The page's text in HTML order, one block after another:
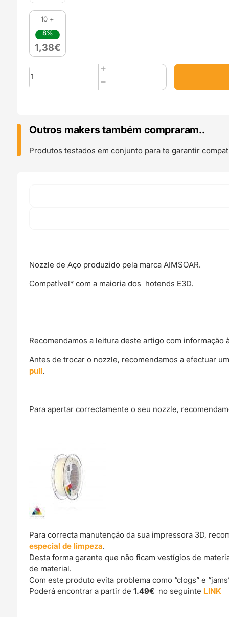
10 +
8%
1,38€
Quantidade
de
1mm
Steel
Nozzle
Volcano
Outros makers também compraram..
Produtos testados em conjunto para te garantir
Nozzle de Aço produzido pela marca AIMSOAR.
Compatível* com a maioria dos hotends E3D.
Recomendamos a leitura deste artigo com
Antes de trocar o nozzle, recomendamos a efectuar
pull.
Para apertar correctamente o seu nozzle,
Para correcta manutenção da sua impressora 3D,
especial de limpeza.
Desta forma garante que não ficam vestígios de
de material.
Com este produto evita problema como “clogs” e
Poderá encontrar a partir de1.49€ no seguinte LINK